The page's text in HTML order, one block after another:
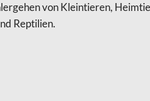
von Kleintieren,
Reptilien.